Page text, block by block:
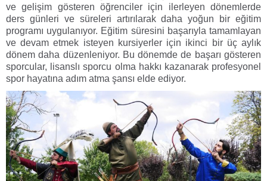
ve gelişim gösteren öğrenciler için ilerleyen dönemlerde
ders günleri ve süreleri artırılarak daha yoğun bir eğitim
programı uygulanıyor. Eğitim süresini başarıyla tamamlayan
ve devam etmek isteyen kursiyerler için ikinci bir üç aylık
dönem daha düzenleniyor. Bu dönemde de başarı gösteren
sporcular, lisanslı sporcu olma hakkı kazanarak profesyonel
spor hayatına adım atma şansı elde ediyor.